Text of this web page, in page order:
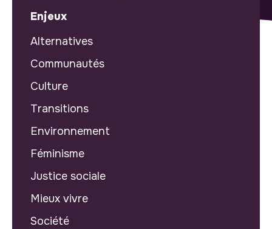
Enjeux
Alternatives
Communautés
Culture
Transitions
Environnement
Féminisme
Justice sociale
Mieux vivre
Société